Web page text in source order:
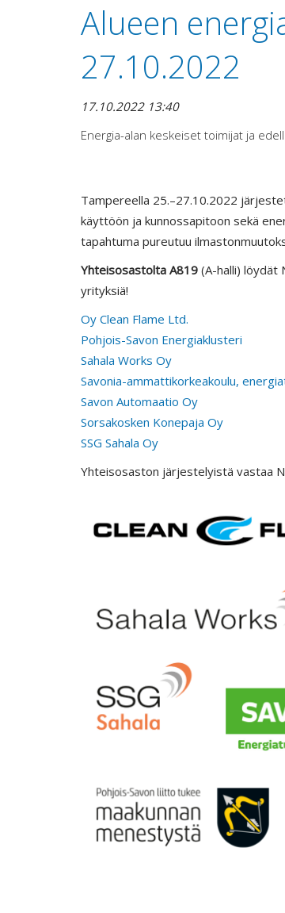
Alueen
27.10.2022
17.10.2022 13:40
Energia-alan keskeiset toimijat ja
Tampereella 25.–27.10.2022
käyttöön ja kunnossapitoon sekä
tapahtuma pureutuu
Yhteisosastolta A819 (A-halli) löydät
yrityksiä!
Oy Clean Flame Ltd.
Pohjois-Savon Energiaklusteri
Sahala Works Oy
Savonia-ammattikorkeakoulu,
Savon Automaatio Oy
Sorsakosken Konepaja Oy
SSG Sahala Oy
Yhteisosaston järjestelyistä vastaa